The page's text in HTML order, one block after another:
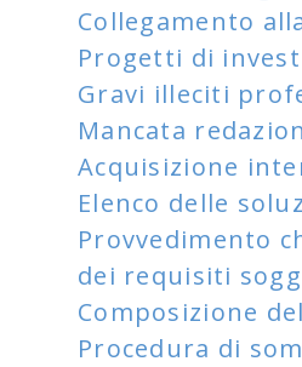
Collegamento
Progetti di
Gravi illeciti
Mancata
Acquisizione
Elenco delle
Provvedimento
dei requisiti
Composizione
Procedura di